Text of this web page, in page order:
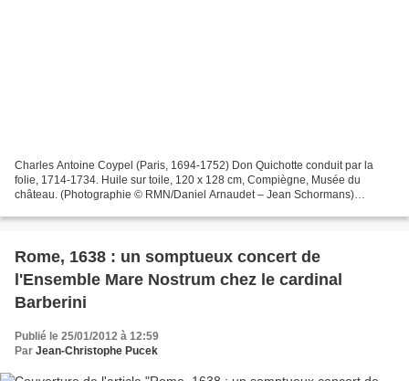
Charles Antoine Coypel (Paris, 1694-1752) Don Quichotte conduit par la
folie, 1714-1734. Huile sur toile, 120 x 128 cm, Compiègne, Musée du
château. (Photographie © RMN/Daniel Arnaudet – Jean Schormans)
Rome, 1638 : un somptueux concert de
l'Ensemble Mare Nostrum chez le cardinal
Barberini
Publié le 25/01/2012 à 12:59
Par Jean-Christophe Pucek